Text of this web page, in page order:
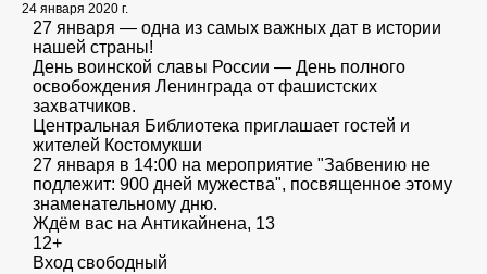
24 января 2020 г.
27 января — одна из самых важных дат в истории
нашей страны!
День воинской славы России — День полного
освобождения Ленинграда от фашистских
захватчиков.
Центральная Библиотека приглашает гостей и
жителей Костомукши
27 января в 14:00 на мероприятие "Забвению не
подлежит: 900 дней мужества", посвященное этому
знаменательному дню.
Ждём вас на Антикайнена, 13
12+
Вход свободный